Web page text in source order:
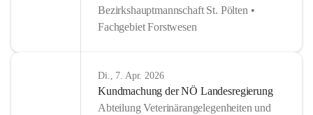
Bezirkshauptmannschaft St. Pölten •
Fachgebiet Forstwesen
Di., 7. Apr. 2026
Kundmachung der NÖ Landesregierung
Abteilung Veterinärangelegenheiten und